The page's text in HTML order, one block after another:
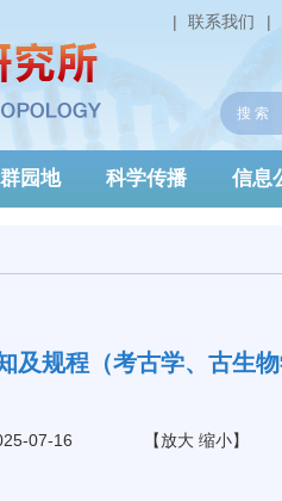
|
联系我们
|
园地 科学传播 信息
规程（考古学、古生物
07-16 【放大 缩小】